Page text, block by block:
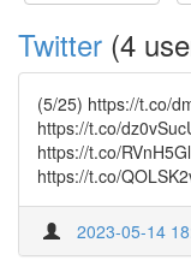
Twitter (4
(5/25) https://t.co/
https://t.co/
https://t.co/
https://t.co/
2023-05-14